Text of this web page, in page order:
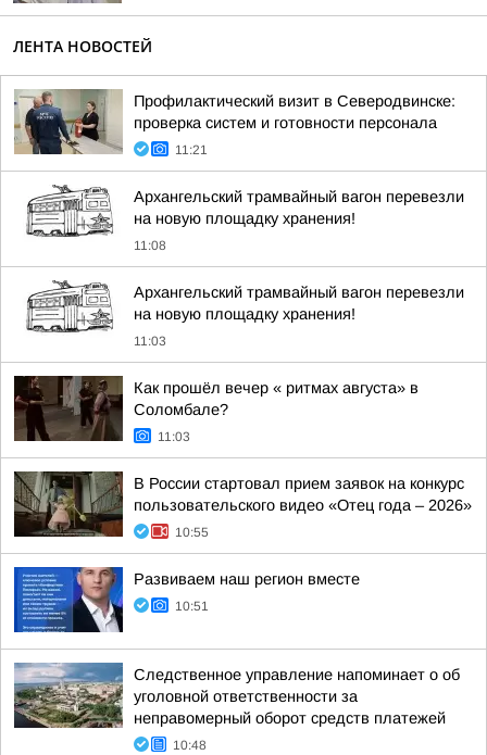
ЛЕНТА НОВОСТЕЙ
Профилактический визит в Северодвинске:
проверка систем и готовности персонала
11:21
Архангельский трамвайный вагон перевезли
на новую площадку хранения!
11:08
Архангельский трамвайный вагон перевезли
на новую площадку хранения!
11:03
Как прошёл вечер « ритмах августа» в
Соломбале?
11:03
В России стартовал прием заявок на конкурс
пользовательского видео «Отец года – 2026»
10:55
Развиваем наш регион вместе
10:51
Следственное управление напоминает о об
уголовной ответственности за
неправомерный оборот средств платежей
10:48